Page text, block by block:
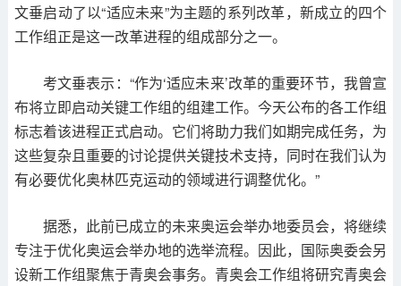
文垂启动了以“适应未来”为主题的系列改革，新成立的四个
工作组正是这一改革进程的组成部分之一。
考文垂表示：“作为‘适应未来’改革的重要环节，我曾宣
布将立即启动关键工作组的组建工作。今天公布的各工作组
标志着该进程正式启动。它们将助力我们如期完成任务，为
这些复杂且重要的讨论提供关键技术支持，同时在我们认为
有必要优化奥林匹克运动的领域进行调整优化。”
据悉，此前已成立的未来奥运会举办地委员会，将继续
专注于优化奥运会举办地的选举流程。因此，国际奥委会另
设新工作组聚焦于青奥会事务。青奥会工作组将研究青奥会